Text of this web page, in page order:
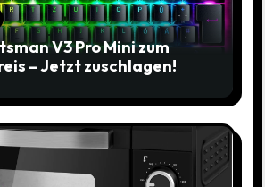
V3 Pro Mini zum
– Jetzt zuschlagen!